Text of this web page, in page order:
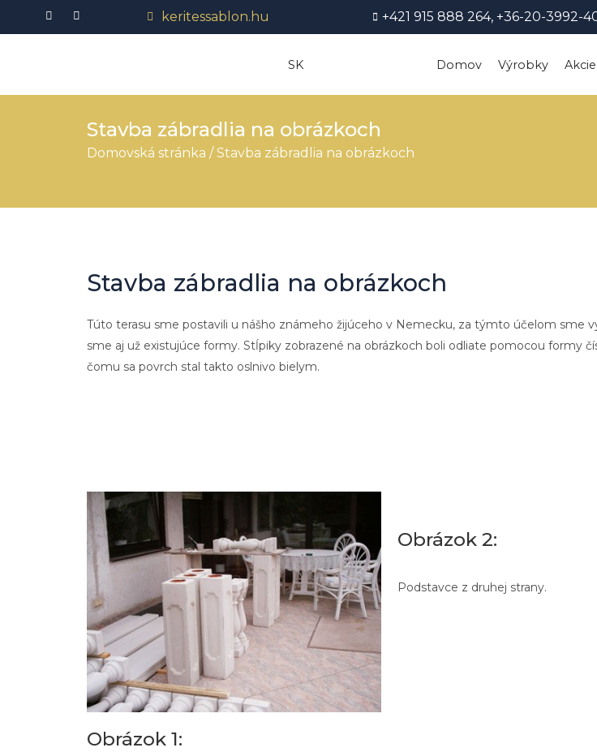
Preskočiť
na
keritessablon.hu +421 915 888 264, +36-20-3992-
SK Domov Výrobky Akcie
Stavba zábradlia na obrázkoch
Domovská stránka /Stavba zábradlia na obrázkoch
Stavba zábradlia na obrázkoch
Túto terasu sme postavili u nášho známeho žijúceho v Nemecku, za týmto účelom sme
sme aj už existujúce formy. Stĺpiky zobrazené na obrázkoch boli odliate pomocou formy
čomu sa povrch stal takto oslnivo bielym.
Obrázok 1:
Obrázok 2:
Podstavce z druhej strany.